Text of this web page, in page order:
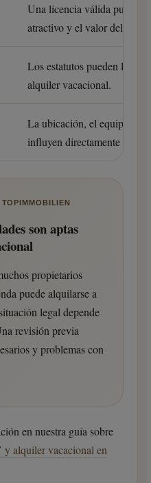
Una licencia válida puede
atractivo y el valor del
Los estatutos pueden
alquiler vacacional.
La ubicación, el
influyen directamente en el
son aptas
propietarios
puede alquilarse a
legal depende
revisión previa
y problemas con
en nuestra guía sobre
alquiler vacacional en